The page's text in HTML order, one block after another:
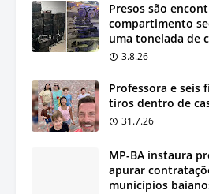
Presos são
compartimento
uma tonelada de
3.8.26
Professora e seis
tiros dentro de
31.7.26
MP-BA instaura
apurar
municípios